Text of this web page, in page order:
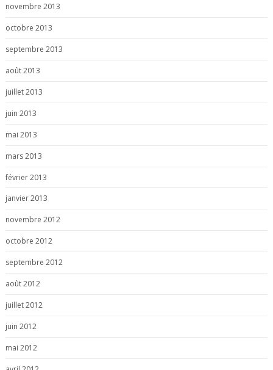
novembre 2013
octobre 2013
septembre 2013
août 2013
juillet 2013
juin 2013
mai 2013
mars 2013
février 2013
janvier 2013
novembre 2012
octobre 2012
septembre 2012
août 2012
juillet 2012
juin 2012
mai 2012